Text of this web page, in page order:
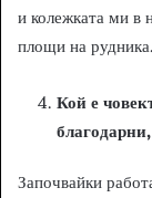
и колежката ми в
площи на рудника.
Кой е
Започвайки